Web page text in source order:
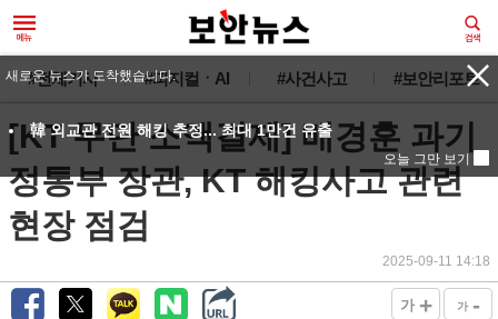
#전체기사 #피지컬ㆍAI #사건사고 #보안리포트
[KT 무단 소액결제] 배경훈 과기
정통부 장관, KT 해킹사고 관련
현장 점검
2025-09-11 14:18
가 + 가 -
새로운 뉴스가 도착했습니다.
韓 외교관 전원 해킹 추정... 최대 1만건 유출
오늘 그만 보기